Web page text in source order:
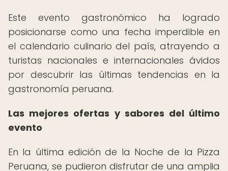
Este evento gastronómico ha logrado
posicionarse como una fecha imperdible en
el calendario culinario del país, atrayendo a
turistas nacionales e internacionales ávidos
por descubrir las últimas tendencias en la
gastronomía peruana.
Las mejores ofertas y sabores del último
evento
En la última edición de la Noche de la Pizza
Peruana, se pudieron disfrutar de una amplia